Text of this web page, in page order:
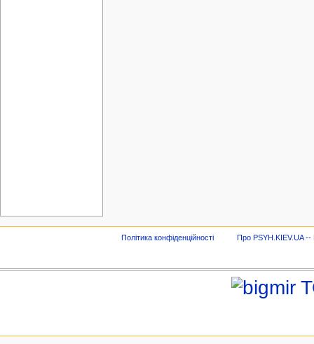
Політика конфіденційності Про PSYH.KIEV.UA --